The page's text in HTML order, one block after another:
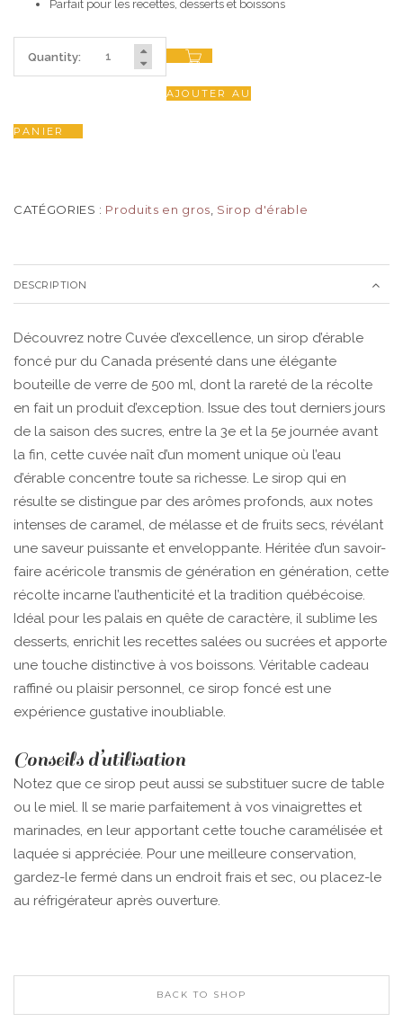
Parfait pour les recettes, desserts et boissons
Quantity:
AJOUTER AU
PANIER
CATÉGORIES : Produits en gros Sirop d'érable
DESCRIPTION
Découvrez notre Cuvée d’excellence, un sirop d’érable
foncé pur du Canada présenté dans une élégante
bouteille de verre de 500 ml, dont la rareté de la récolte
en fait un produit d’exception. Issue des tout derniers jours
de la saison des sucres, entre la 3e et la 5e journée avant
la fin, cette cuvée naît d’un moment unique où l’eau
d’érable concentre toute sa richesse. Le sirop qui en
résulte se distingue par des arômes profonds, aux notes
intenses de caramel, de mélasse et de fruits secs, révélant
une saveur puissante et enveloppante. Héritée d’un savoir-
faire acéricole transmis de génération en génération, cette
récolte incarne l’authenticité et la tradition québécoise.
Idéal pour les palais en quête de caractère, il sublime les
desserts, enrichit les recettes salées ou sucrées et apporte
une touche distinctive à vos boissons. Véritable cadeau
raffiné ou plaisir personnel, ce sirop foncé est une
expérience gustative inoubliable.
Conseils d’utilisation
Notez que ce sirop peut aussi se substituer sucre de table
ou le miel. Il se marie parfaitement à vos vinaigrettes et
marinades, en leur apportant cette touche caramélisée et
laquée si appréciée. Pour une meilleure conservation,
gardez-le fermé dans un endroit frais et sec, ou placez-le
au réfrigérateur après ouverture.
BACK TO SHOP